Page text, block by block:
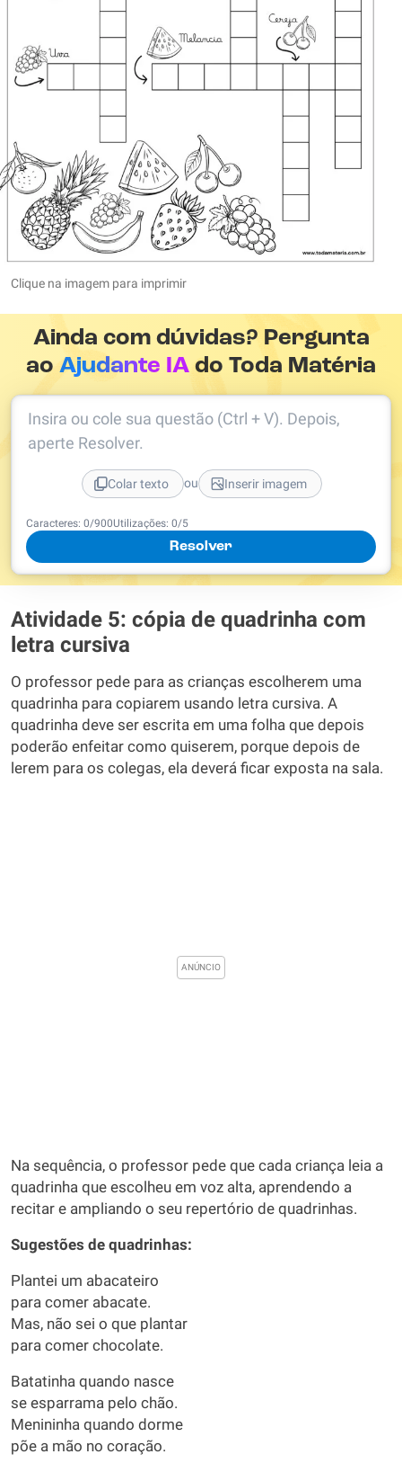
Clique na imagem para imprimir
Ainda com dúvidas? Pergunta
aoAjudante IA do Toda Matéria
Caracteres: 0/900Utilizações: 0/5
Resolver
Insira ou cole sua questão (Ctrl + V). Depois,
aperte Resolver.
Colar texto ou Inserir imagem
Atividade 5: cópia de quadrinha com
letra cursiva
O professor pede para as crianças escolherem uma
quadrinha para copiarem usando letra cursiva. A
quadrinha deve ser escrita em uma folha que depois
poderão enfeitar como quiserem, porque depois de
lerem para os colegas, ela deverá ficar exposta na sala.
Na sequência, o professor pede que cada criança leia a
quadrinha que escolheu em voz alta, aprendendo a
recitar e ampliando o seu repertório de quadrinhas.
Sugestões de quadrinhas:
Plantei um abacateiro
para comer abacate.
Mas, não sei o que plantar
para comer chocolate.
Batatinha quando nasce
se esparrama pelo chão.
Menininha quando dorme
põe a mão no coração.